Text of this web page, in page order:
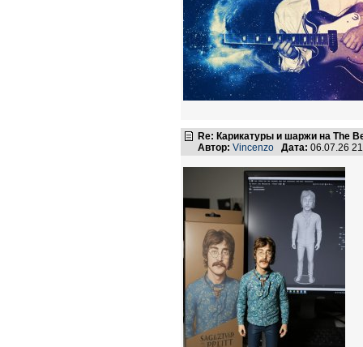
Re: Карикатуры и шаржи на The
Автор: Vincenzo Дата: 06.07.26